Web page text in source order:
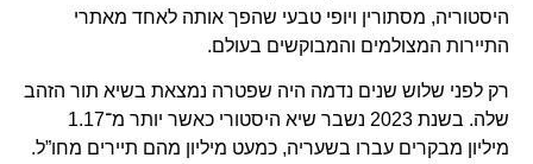
היסטוריה, מסתורין ויופי טבעי שהפך אותה לאחד מאתרי
התיירות המצולמים והמבוקשים בעולם.
רק לפני שלוש שנים נדמה היה שפטרה נמצאת בשיא תור הזהב
שלה. בשנת 2023 נשבר שיא היסטורי כאשר יותר מ־1.17
מיליון מבקרים עברו בשעריה, כמעט מיליון מהם תיירים מחו”ל.